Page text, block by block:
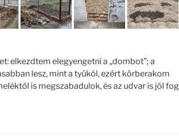
elkezdtem elegyengetni a „dombot”; a
lesz, mint a tyúkól, ezért körberakom
is megszabadulok, és az udvar is jól fog